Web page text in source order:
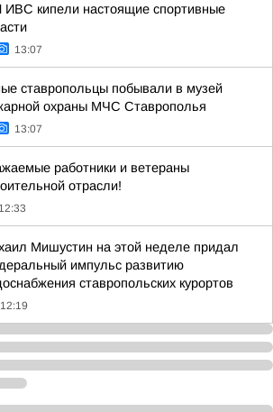
кипели настоящие спортивные
13:07
ставропольцы побывали в музей
охраны МЧС Ставрополья
13:07
работники и ветераны
отрасли!
12:33
Мишустин на этой неделе придал
импульс развитию
ставропольских курортов
12:19